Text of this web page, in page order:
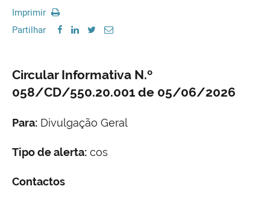
Imprimir
Partilhar
Circular Informativa N.º
058/CD/550.20.001 de 05/06/2026
Para: Divulgação Geral
Tipo de alerta: cos
Contactos